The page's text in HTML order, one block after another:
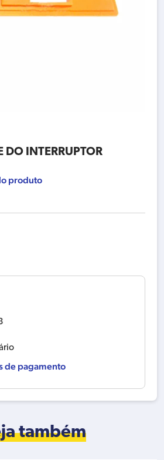
INTERRUPTOR
produto
de pagamento
também